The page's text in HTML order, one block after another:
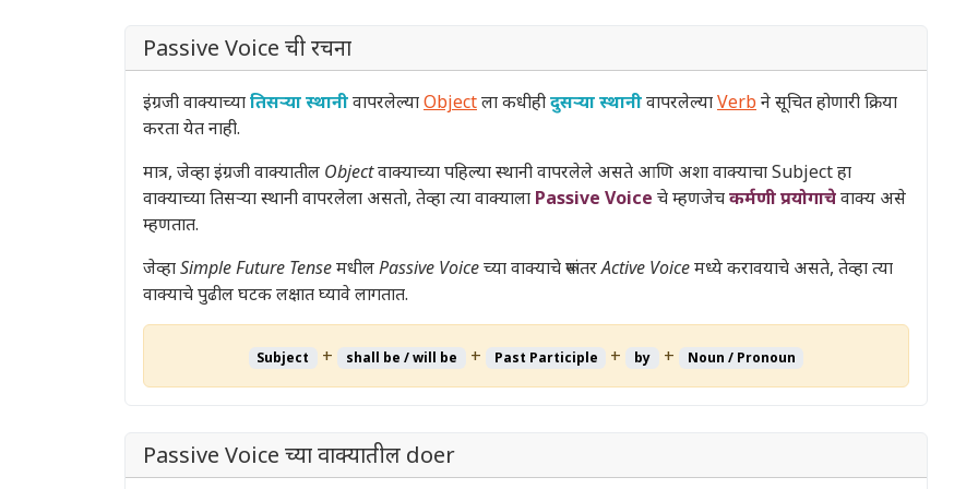
Passive Voice ची रचना
इंग्रजी वाक्याच्यातिसऱ्या स्थानीवापरलेल्याObjectला कधीहीदुसऱ्या स्थानीवापरलेल्याVerbने सूचित होणारी क्रिया
करता येत नाही.
मात्र, जेव्हा इंग्रजी वाक्यातील Objectवाक्याच्या पहिल्या स्थानी वापरलेले असते आणि अशा वाक्याचा Subject हा
वाक्याच्या तिसऱ्या स्थानी वापरलेला असतो, तेव्हा त्या वाक्याला Passive Voice चे म्हणजेचकर्मणी प्रयोगाचेवाक्य असे
म्हणतात.
जेव्हाSimple Future TenseमधीलPassive Voiceच्या वाक्याचे रूपांतरActive Voiceमध्ये करावयाचे असते, तेव्हा त्या
वाक्याचे पुढील घटक लक्षात घ्यावे लागतात.
Subject + shall be / will be + Past Participle + by + Noun / Pronoun
Passive Voice च्या वाक्यातील doer